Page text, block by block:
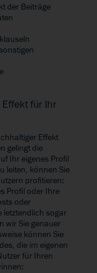
der Beiträge
für Ihr
Effekt
gelingt die
Ihr eigenes Profil
leiten, können Sie
profitieren:
Profil oder Ihre
oder
letztendlich sogar
wir Sie genauer
können Sie
die im eigenen
für Ihren